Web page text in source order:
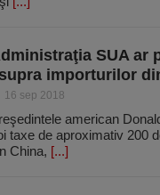
SUA ar
importurilor
16 sep 2018
american
taxe de aproximativ 200
China, [...]